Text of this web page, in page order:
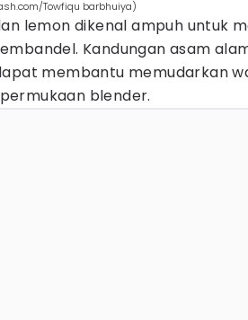
Towfiqu barbhuiya)
lemon dikenal ampuh untuk
Kandungan asam
membantu memudarkan
blender.